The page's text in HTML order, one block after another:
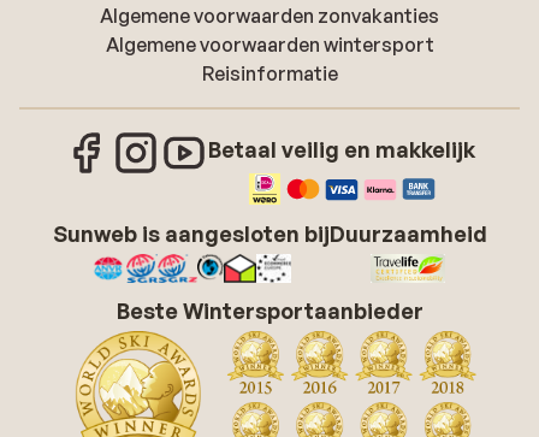
Algemene voorwaarden zonvakanties
Algemene voorwaarden wintersport
Reisinformatie
Betaal veilig en makkelijk
Sunweb is aangesloten bijDuurzaamheid
Beste Wintersportaanbieder